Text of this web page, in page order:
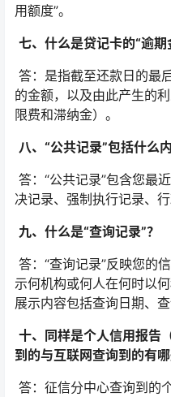
用额度”。
七、什么是贷记卡的“逾期
答：是指截至还款日的最
的金额，以及由此产生的
限费和滞纳金）。
八、“公共记录”包括什么内
答：“公共记录”包含您最
决记录、强制执行记录、
九、什么是“查询记录”？
答：“查询记录”反映您的
示何机构或何人在何时以
展示内容包括查询日期、
十、同样是个人信用报告
到的与互联网查询到的有哪
答：征信分中心查询到的